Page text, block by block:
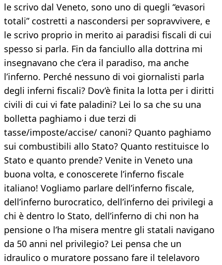
le scrivo dal Veneto, sono uno di quegli “evasori
totali” costretti a nascondersi per sopravvivere, e
le scrivo proprio in merito ai paradisi fiscali di cui
spesso si parla. Fin da fanciullo alla dottrina mi
insegnavano che c’era il paradiso, ma anche
l’inferno. Perché nessuno di voi giornalisti parla
degli inferni fiscali? Dov’è finita la lotta per i diritti
civili di cui vi fate paladini? Lei lo sa che su una
bolletta paghiamo i due terzi di
tasse/imposte/accise/ canoni? Quanto paghiamo
sui combustibili allo Stato? Quanto restituisce lo
Stato e quanto prende? Venite in Veneto una
buona volta, e conoscerete l’inferno fiscale
italiano! Vogliamo parlare dell’inferno fiscale,
dell’inferno burocratico, dell’inferno dei privilegi a
chi è dentro lo Stato, dell’inferno di chi non ha
pensione o l’ha misera mentre gli statali navigano
da 50 anni nel privilegio? Lei pensa che un
idraulico o muratore possano fare il telelavoro